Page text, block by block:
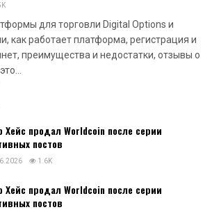
для торговли Digital Options и
как работает платформа, регистрация и
преимущества и недостатки, отзывы о
Хейс продал Worldcoin после серии
постов
1.6K
Хейс продал Worldcoin после серии
постов